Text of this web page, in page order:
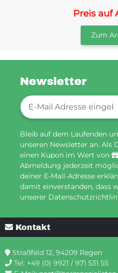
Preis auf
Zum
Newsletter
Newsletter-Registrierung
Bleib auf dem Laufenden
unseren Newsletter an. Als
einen Kupon im Wert von
Abmeldung jederzeit
deiner E-Mail-Adresse
damit einverstanden, dass
unserer
Kontakt
Straßfeld 12, 94209 Regen
Tel: +49 (0) 9921 / 971 531 55